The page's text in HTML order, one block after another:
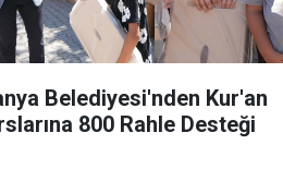
Belediyesi'nden Kur'an
800 Rahle Desteği